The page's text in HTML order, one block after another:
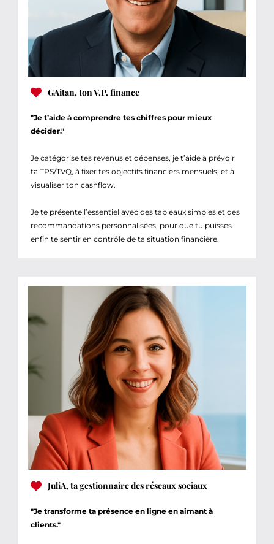
GAitan, ton V.P. finance
"Je t’aide à comprendre tes chiffres pour mieux
décider."
Je catégorise tes revenus et dépenses, je t’aide à prévoir
ta TPS/TVQ, à fixer tes objectifs financiers mensuels, et à
visualiser ton cashflow.
Je te présente l’essentiel avec des tableaux simples et des
recommandations personnalisées, pour que tu puisses
enfin te sentir en contrôle de ta situation financière.
JuliA, ta gestionnaire des réseaux sociaux
"Je transforme ta présence en ligne en aimant à
clients."